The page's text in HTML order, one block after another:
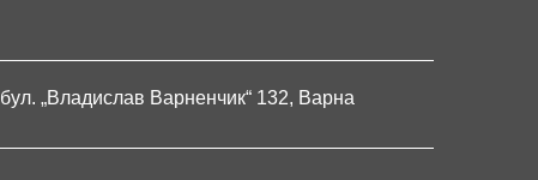
бул. „Владислав Варненчик“ 132, Варна